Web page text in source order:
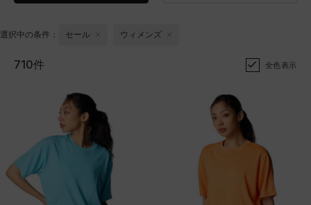
選択中の条件： セール ウィメンズ
710件 全色表示